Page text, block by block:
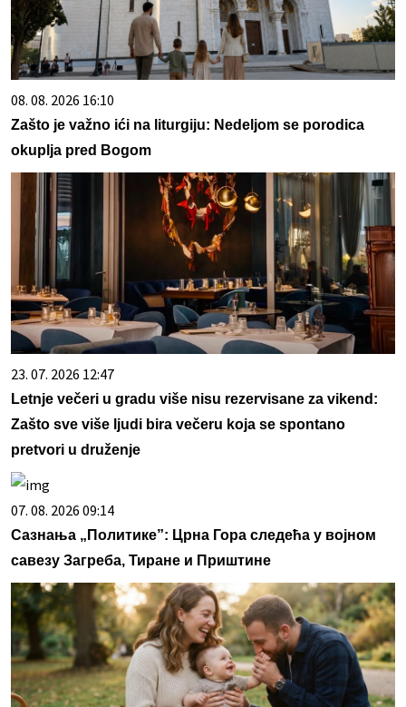
08. 08. 2026 16:10
Zašto je važno ići na liturgiju: Nedeljom se porodica
okuplja pred Bogom
23. 07. 2026 12:47
Letnje večeri u gradu više nisu rezervisane za vikend:
Zašto sve više ljudi bira večeru koja se spontano
pretvori u druženje
07. 08. 2026 09:14
Сазнања „Политике”: Црна Гора следећа у војном
савезу Загреба, Тиране и Приштине